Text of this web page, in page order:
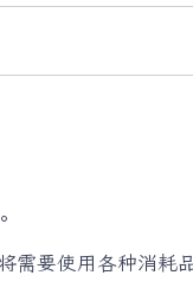
要使用各种消耗